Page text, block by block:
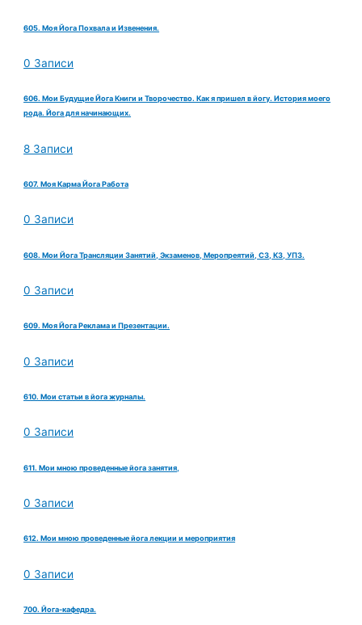
605. Моя Йога Похвала и Извенения.
0 Записи
606. Мои Будущие Йога Книги и Творочество. Как я пришел в йогу. История моего
рода. Йога для начинающих.
8 Записи
607. Моя Карма Йога Работа
0 Записи
608. Мои Йога Трансляции Занятий, Экзаменов, Меропреятий, СЗ, КЗ, УПЗ.
0 Записи
609. Моя Йога Реклама и Презентации.
0 Записи
610. Мои статьи в йога журналы.
0 Записи
611. Мои мною проведенные йога занятия,
0 Записи
612. Мои мною проведенные йога лекции и мероприятия
0 Записи
700. Йога-кафедра.